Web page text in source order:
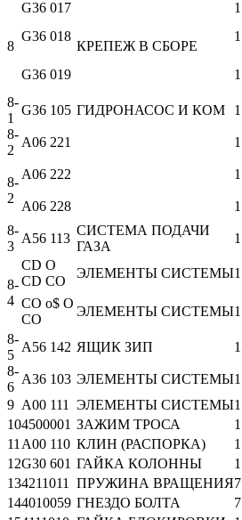
8
G36 017
КРЕПЕЖ В СБОРЕ
1
G36 018
1
G36 019
1
8-
1
G36 105 ГИДРОНАСОС И КОМ
1
8-
2
A06 221 1
8-
2
A06 222 1
A06 228
1
8-
3
A56 113
СИСТЕМА ПОДАЧИ
ГАЗА
1
8-
4
CD О
CD CO
ЭЛЕМЕНТЫ СИСТЕМЫ1
CO o$ О
CO
ЭЛЕМЕНТЫ СИСТЕМЫ1
8-
5
A56 142 ЯЩИК ЗИП
1
8-
6
A36 103 ЭЛЕМЕНТЫ СИСТЕМЫ1
9 A00 111 ЭЛЕМЕНТЫ СИСТЕМЫ1
104500001 ЗАЖИМ ТРОСА 1
11 A00 110 КЛИН (РАСПОРКА)
1
12G30 601 ГАЙКА КОЛОННЫ
1
134211011 ПРУЖИНА ВРАЩЕНИЯ7
144010059 ГНЕЗДО БОЛТА 7